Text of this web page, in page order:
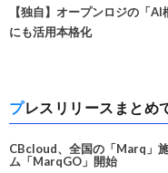
【独自】オープンロジの「
にも活用本格化
プレスリリースまとめ
CBcloud、全国の「Marq」
ム「MarqGO」開始